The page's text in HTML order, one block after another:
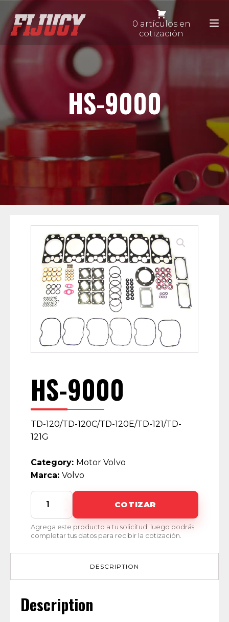
0 artículos en
cotización
HS-9000
HS-9000
TD-120/TD-120C/TD-120E/TD-121/TD-
121G
Category: Motor Volvo
Marca: Volvo
quantity
COTIZAR
Agrega este producto a tu solicitud; luego podrás
completar tus datos para recibir la cotización.
DESCRIPTION
Description